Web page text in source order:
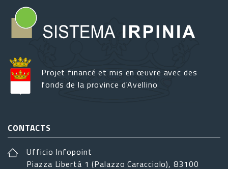
Projet financé et mis en œuvre avec des
fonds de la province d'Avellino
CONTACTS
Ufficio Infopoint
Piazza Libertá 1 (Palazzo Caracciolo), 83100